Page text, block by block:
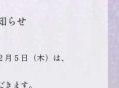
らせ
５日（木）は、
ます。